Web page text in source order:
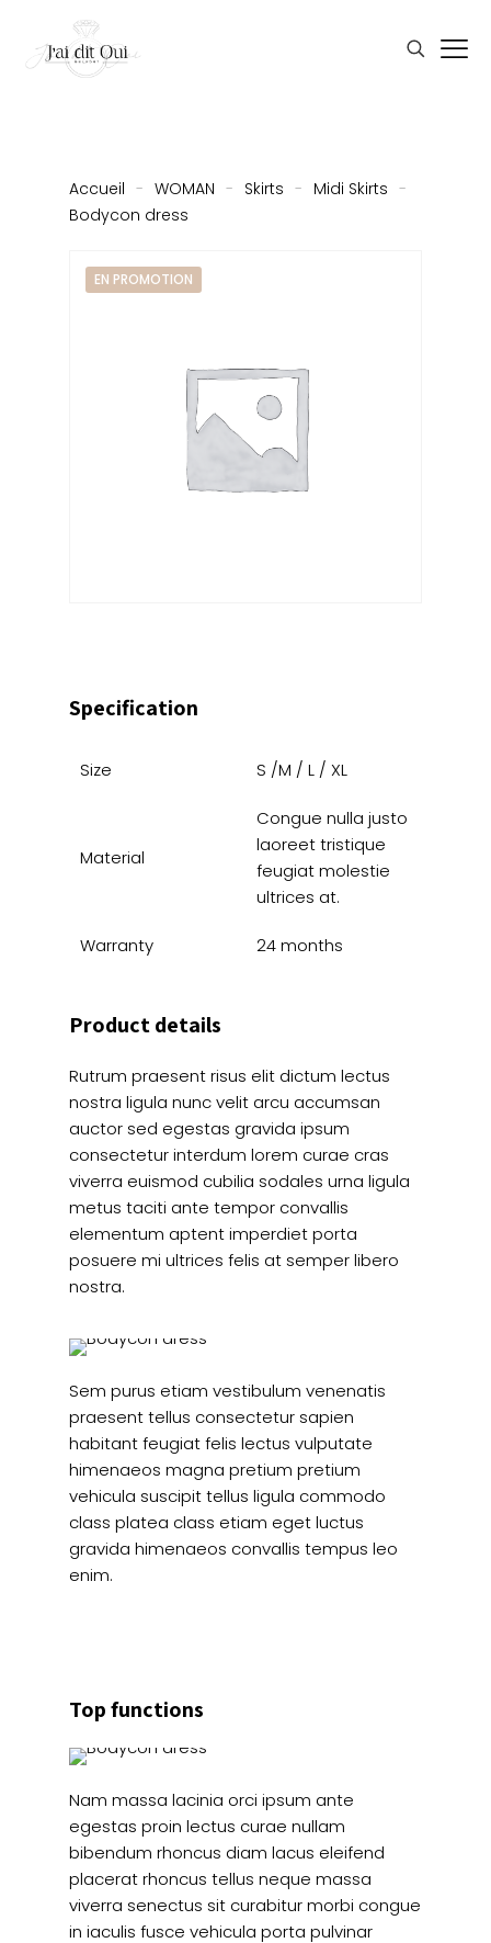
Accueil - WOMAN - Skirts - Midi Skirts -
Bodycon dress
EN PROMOTION
Specification
Size S /M / L / XL
Material
Congue nulla justo
laoreet tristique
feugiat molestie
ultrices at.
Warranty 24 months
Product details
Rutrum praesent risus elit dictum lectus
nostra ligula nunc velit arcu accumsan
auctor sed egestas gravida ipsum
consectetur interdum lorem curae cras
viverra euismod cubilia sodales urna ligula
metus taciti ante tempor convallis
elementum aptent imperdiet porta
posuere mi ultrices felis at semper libero
nostra.
Sem purus etiam vestibulum venenatis
praesent tellus consectetur sapien
habitant feugiat felis lectus vulputate
himenaeos magna pretium pretium
vehicula suscipit tellus ligula commodo
class platea class etiam eget luctus
gravida himenaeos convallis tempus leo
enim.
Top functions
Nam massa lacinia orci ipsum ante
egestas proin lectus curae nullam
bibendum rhoncus diam lacus eleifend
placerat rhoncus tellus neque massa
viverra senectus sit curabitur morbi congue
in iaculis fusce vehicula porta pulvinar